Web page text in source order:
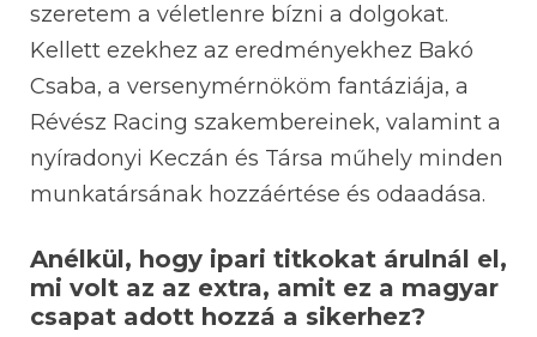
szeretem a véletlenre bízni a dolgokat.
Kellett ezekhez az eredményekhez Bakó
Csaba, a versenymérnököm fantáziája, a
Révész Racing szakembereinek, valamint a
nyíradonyi Keczán és Társa műhely minden
munkatársának hozzáértése és odaadása.
Anélkül, hogy ipari titkokat árulnál el,
mi volt az az extra, amit ez a magyar
csapat adott hozzá a sikerhez?